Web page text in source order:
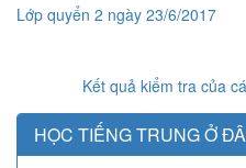
Lớp quyển 2 ngày 23/6/2017
Kết quả kiểm tra của
HỌC TIẾNG TRUNG Ở